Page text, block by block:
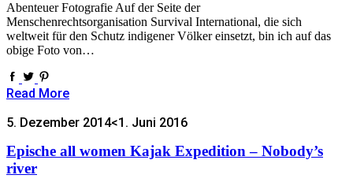
Abenteuer Fotografie Auf der Seite der
Menschenrechtsorganisation Survival International, die sich
weltweit für den Schutz indigener Völker einsetzt, bin ich auf das
obige Foto von…
Read More
5. Dezember 2014<1. Juni 2016
Epische all women Kajak Expedition – Nobody’s
river